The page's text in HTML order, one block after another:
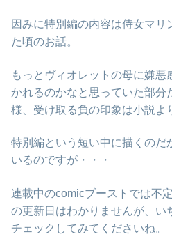
因みに特別編の内容は侍女マ
た頃のお話。
もっとヴィオレットの母に嫌悪
かれるのかなと思っていた部分
様、受け取る負の印象は小説よ
特別編という短い中に描くのだ
いるのですが・・・
連載中のcomicブーストでは不
の更新日はわかりませんが、い
チェックしてみてくださいね。